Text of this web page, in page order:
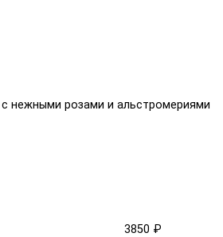
нежными розами и альстромериями
3850 ₽